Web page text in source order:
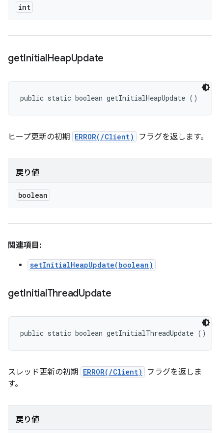
int
getInitialHeapUpdate
public static boolean getInitialHeapUpdate ()
ヒープ更新の初期 ERROR(/Client) フラグを返します。
戻り値
boolean
関連項目:
setInitialHeapUpdate(boolean)
getInitialThreadUpdate
public static boolean getInitialThreadUpdate ()
スレッド更新の初期 ERROR(/Client)
フラグを返しま
す。
戻り値